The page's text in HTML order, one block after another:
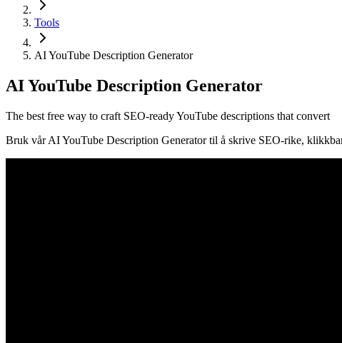
Tools
AI YouTube Description Generator
AI YouTube Description Generator
The best free way to craft SEO-ready YouTube descriptions that convert
Bruk vår AI YouTube Description Generator til å skrive SEO-rike,